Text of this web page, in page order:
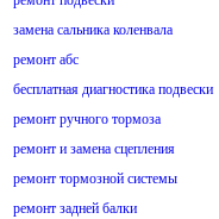
замена сальника коленвала
ремонт абс
бесплатная диагностика подвески
ремонт ручного тормоза
ремонт и замена сцепления
ремонт тормозной системы
ремонт задней балки